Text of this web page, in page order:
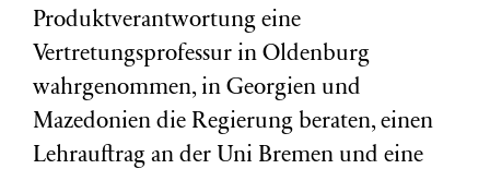
Produktverantwortung eine
Vertretungsprofessur in Oldenburg
wahrgenommen, in Georgien und
Mazedonien die Regierung beraten, einen
Lehrauftrag an der Uni Bremen und eine